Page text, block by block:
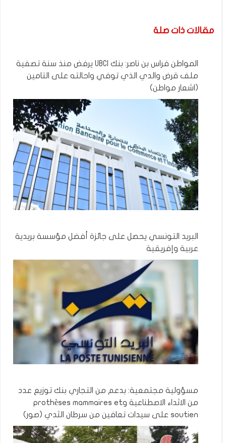
مقالات ذات صلة
المواطن فراس بن ناصر: بنك UBCI يرفض منذ سنة تصفية
ملف قرض والدي الذي توفي واحالته على التامين
(اشعار مواطن)
البريد التونسي يحصل على جائزة أفضل مؤسسة بريدية
عربية وإفريقية
مسؤولية مجتمعية: بدعم من التجاري بنك توزيع عدد
من الاثداء الاصطناعية وprothèses mammaires et
soutien على سيدات تعافين من سرطان الثدي (صور)